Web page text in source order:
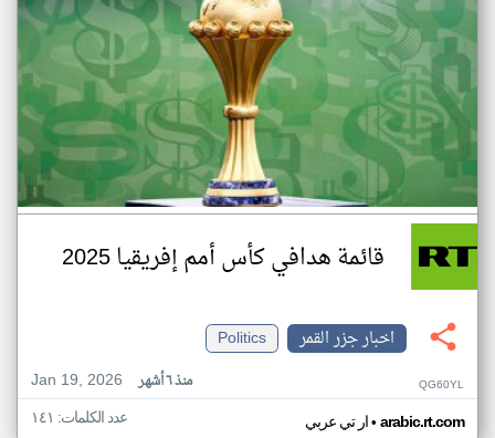
قائمة هدافي كأس أمم إفريقيا 2025
اخبار جزر القمر
Politics
Jan 19, 2026
منذ ٦ أشهر QG60YL
ار تي عربي• arabic.rt.com عدد الكلمات: ١٤١